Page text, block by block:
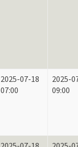
2025-07-18
07:00
2025-
09:00